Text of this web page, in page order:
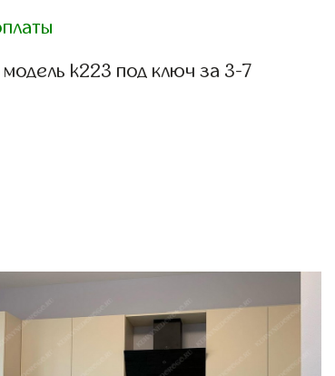
k223 под ключ за 3-7